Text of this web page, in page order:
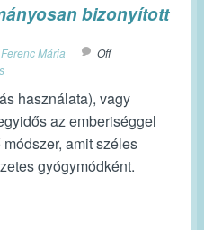
bizonyított
Mária
Off
használata), vagy
az emberiséggel
amit széles
gyógymódként.